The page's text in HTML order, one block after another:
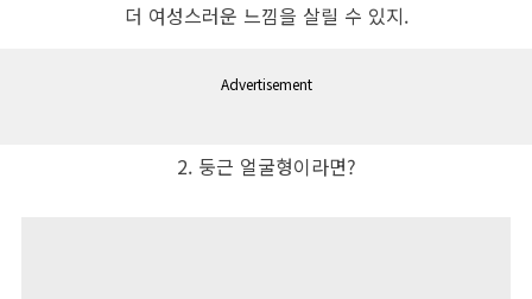
더 여성스러운 느낌을 살릴 수 있지.
Advertisement
2. 둥근 얼굴형이라면?